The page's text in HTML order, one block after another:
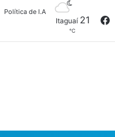
Política de I.A
Itaguaí 21
℃